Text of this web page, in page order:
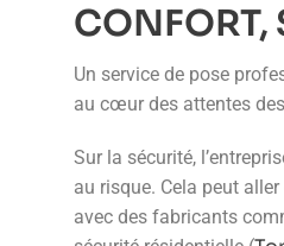
CONFORT,
Un service de pose
au cœur des attentes
Sur la sécurité,
au risque. Cela peut
avec des fabricants